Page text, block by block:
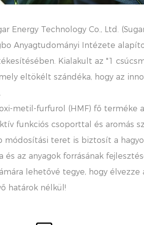
Energy Technology Co., Ltd.
Anyagtudományi Intézete
Kialakult az "1
eltökélt szándéka, hogy az
metil-furfurol (HMF) fő terméke
funkciós csoporttal és
módosítási teret is biztosít a
és az anyagok forrásának
lehetővé tegye, hogy
határok nélkül!